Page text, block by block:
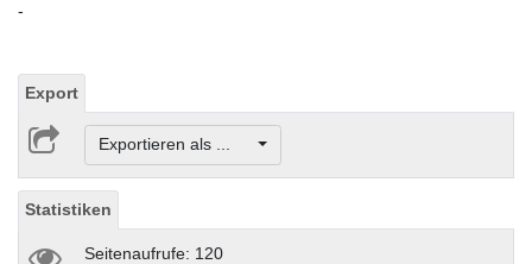
-
Export
Exportieren als ...
Statistiken
Seitenaufrufe: 120